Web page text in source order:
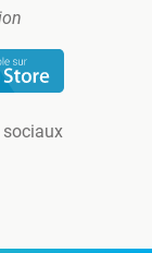
sociaux